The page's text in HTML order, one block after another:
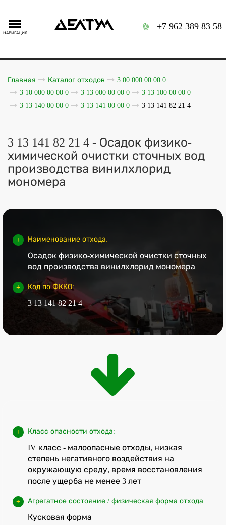
НАВИГАЦИЯ
+7 962 389 83 58
Главная Каталог отходов
3 00 000 00 00 0
3 10 000 00 00 0
3 13 000 00 00 0
3 13 100 00 00 0
3 13 140 00 00 0
3 13 141 00 00 0 3 13 141 82 21 4
3 13 141 82 21 4 - Осадок физико-
химической очистки сточных вод
производства винилхлорид
мономера
Наименование отхода:
Осадок физико-химической очистки сточных
вод производства винилхлорид мономера
Код по ФККО:
3 13 141 82 21 4
Класс опасности отхода:
IV класс - малоопасные отходы, низкая
степень негативного воздействия на
окружающую среду, время восстановления
после ущерба не менее 3 лет
Агрегатное состояние / физическая форма отхода:
Кусковая форма